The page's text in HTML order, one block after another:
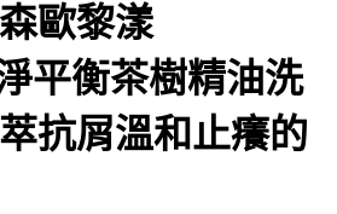
歐黎漾
平衡茶樹精油洗
抗屑溫和止癢的